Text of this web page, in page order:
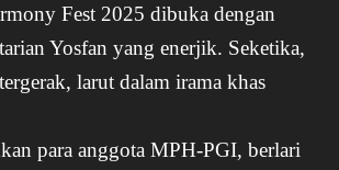
Fest 2025 dibuka dengan
Yosfan yang enerjik. Seketika,
larut dalam irama khas
para anggota MPH-PGI, berlari